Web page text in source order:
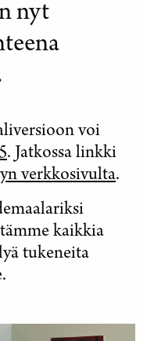
nyt
voi
. Jatkossa linkki
verkkosivulta.
kaikkia
tukeneita